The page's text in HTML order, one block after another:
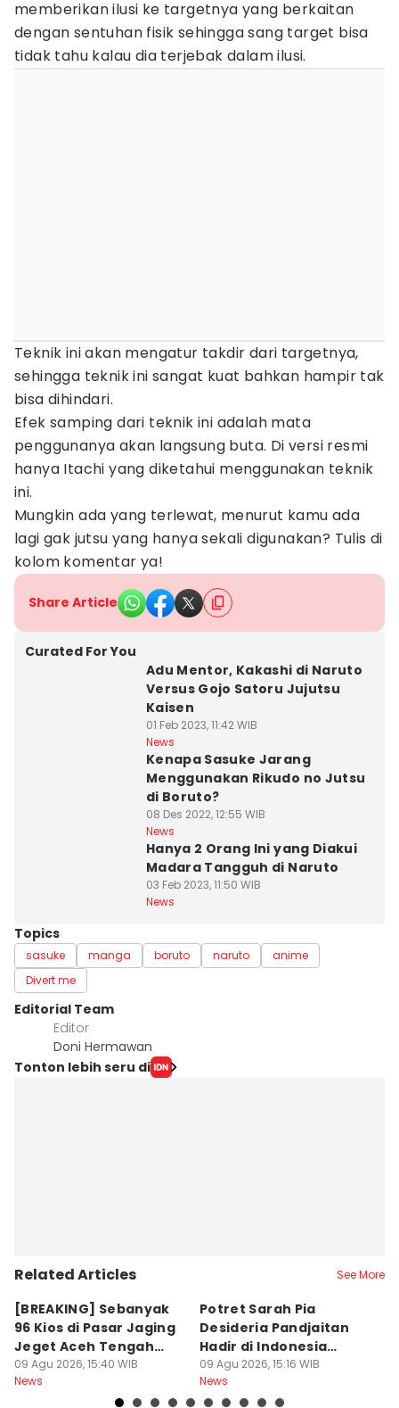
memberikan ilusi ke targetnya yang berkaitan
dengan sentuhan fisik sehingga sang target bisa
tidak tahu kalau dia terjebak dalam ilusi.
Teknik ini akan mengatur takdir dari targetnya,
sehingga teknik ini sangat kuat bahkan hampir tak
bisa dihindari.
Efek samping dari teknik ini adalah mata
penggunanya akan langsung buta. Di versi resmi
hanya Itachi yang diketahui menggunakan teknik
ini.
Mungkin ada yang terlewat, menurut kamu ada
lagi gak jutsu yang hanya sekali digunakan? Tulis di
kolom komentar ya!
Share Article
Curated For You
Adu Mentor, Kakashi di Naruto
Versus Gojo Satoru Jujutsu
Kaisen
01 Feb 2023, 11:42 WIB
News
Kenapa Sasuke Jarang
Menggunakan Rikudo no Jutsu
di Boruto?
08 Des 2022, 12:55 WIB
News
Hanya 2 Orang Ini yang Diakui
Madara Tangguh di Naruto
03 Feb 2023, 11:50 WIB
News
Topics
sasuke manga boruto naruto
anime
Divert me
Editorial Team
Editor
Doni Hermawan
Tonton lebih seru di
Related Articles See More
[BREAKING] Sebanyak
96 Kios di Pasar Jaging
Jeget Aceh Tengah
Terbakar
09 Agu 2026, 15:40 WIB
News
Potret Sarah Pia
Desideria Pandjaitan
Hadir di Indonesia
Fashion Week 2026
09 Agu 2026, 15:16 WIB
News